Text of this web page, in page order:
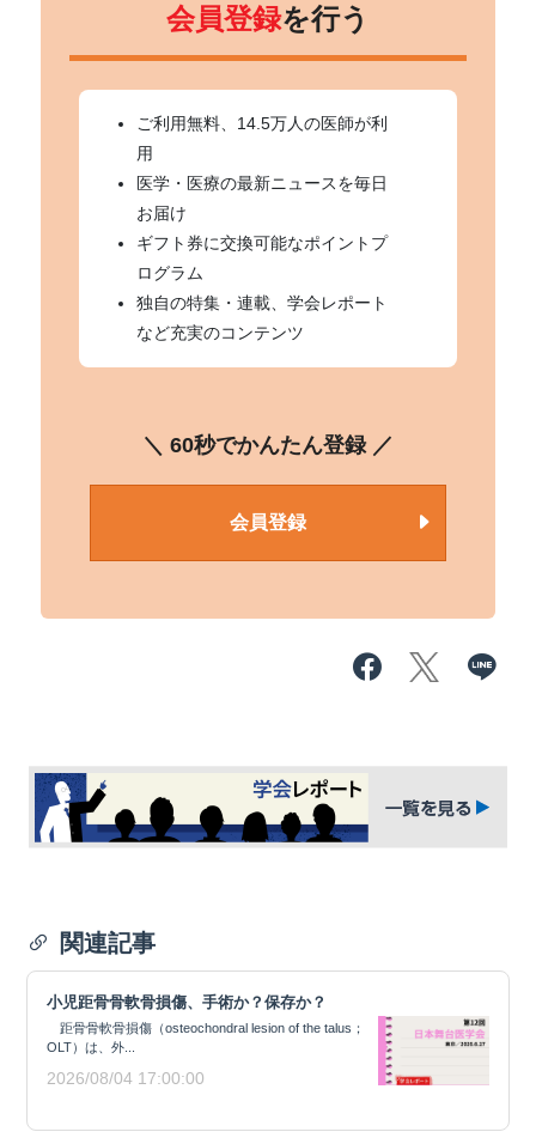
会員登録を行う
ご利用無料、14.5万人の医師が利
用
医学・医療の最新ニュースを毎日
お届け
ギフト券に交換可能なポイントプ
ログラム
独自の特集・連載、学会レポート
など充実のコンテンツ
＼ 60秒でかんたん登録 ／
会員登録
関連記事
小児距骨骨軟骨損傷、手術か？保存か？
距骨骨軟骨損傷（osteochondral lesion of the talus；
OLT）は、外...
2026/08/04 17:00:00